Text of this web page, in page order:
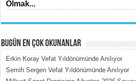
Olmak...
BUGÜN EN ÇOK OKUNANLAR
Erkin Koray Vefat Yıldönümünde Anılıyor
Semih Sergen Vefat Yıldönümünde Anılıyor